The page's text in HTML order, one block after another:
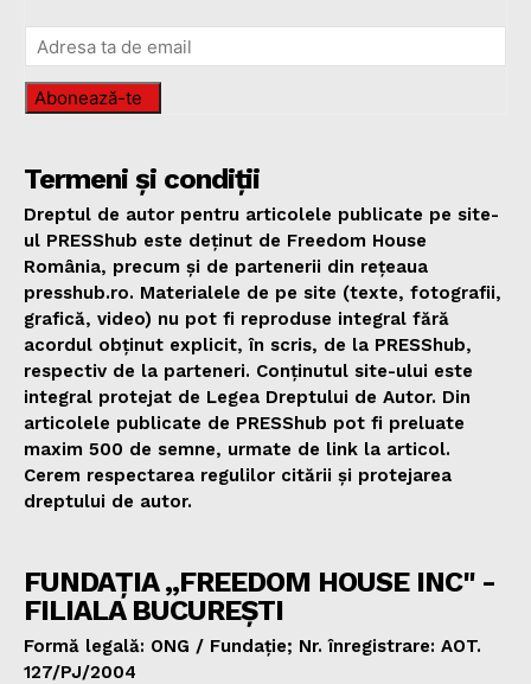
Abonează-te
Termeni și condiții
Dreptul de autor pentru articolele publicate pe site-
ul PRESShub este deținut de Freedom House
România, precum și de partenerii din rețeaua
presshub.ro. Materialele de pe site (texte, fotografii,
grafică, video) nu pot fi reproduse integral fără
acordul obținut explicit, în scris, de la PRESShub,
respectiv de la parteneri. Conținutul site-ului este
integral protejat de Legea Dreptului de Autor. Din
articolele publicate de PRESShub pot fi preluate
maxim 500 de semne, urmate de link la articol.
Cerem respectarea regulilor citării și protejarea
dreptului de autor.
FUNDAȚIA „FREEDOM HOUSE INC" -
FILIALA BUCUREȘTI
Formă legală: ONG / Fundație; Nr. înregistrare: AOT.
127/PJ/2004